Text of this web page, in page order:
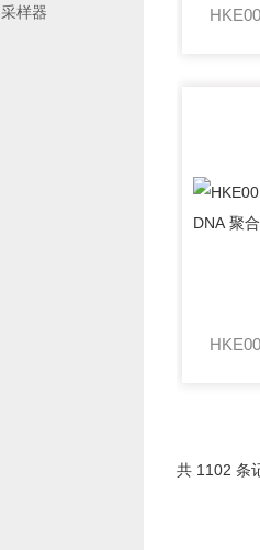
共 1102 条
样器